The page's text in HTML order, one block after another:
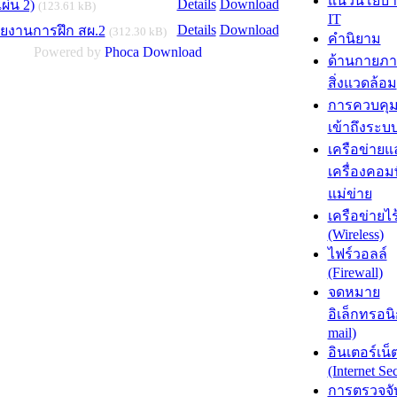
น 2) (123.61 kB) Details Download
งานการฝึก สผ.2 (312.30 kB) Details Download
Powered by Phoca Download
IT
คำนิยาม
ด้านกายภ
สิ่งแวดล้อม
การควบคุ
เข้าถึงระบ
เครือข่ายแ
เครื่องคอม
แม่ข่าย
เครือข่ายไ
(Wireless)
ไฟร์วอลล์
(Firewall)
จดหมาย
อิเล็กทรอ
mail)
อินเตอร์เน็
(Internet
การตรวจจั